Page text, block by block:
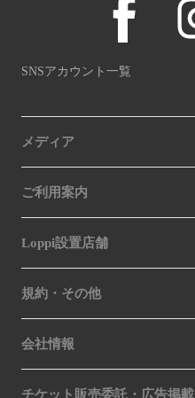
SNSアカウント一覧
メディア
ご利用案内
Loppi設置店舗
規約・その他
会社情報
チケット販売委託・広告掲載